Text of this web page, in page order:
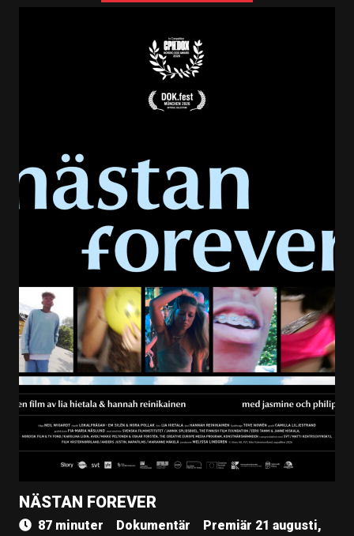
NÄSTAN FOREVER
87 minuter Dokumentär
Premiär 21 augusti,